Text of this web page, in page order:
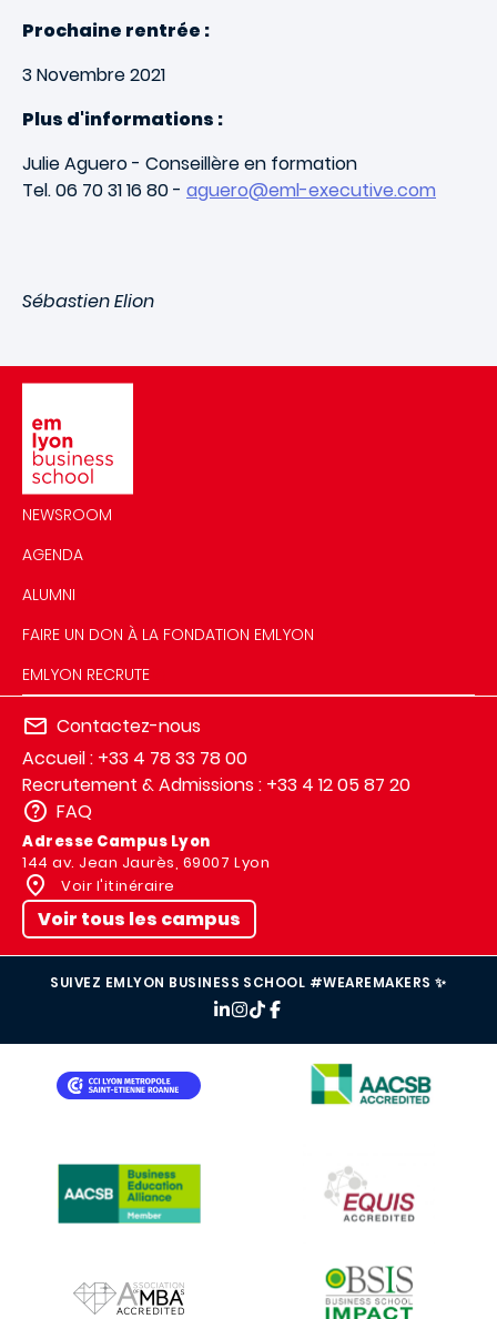
Prochaine rentrée :
3 Novembre 2021
Plus d'informations :
Julie Aguero - Conseillère en formation
Tel. 06 70 31 16 80 - aguero@eml-executive.com
Sébastien Elion
NEWSROOM
AGENDA
ALUMNI
FAIRE UN DON À LA FONDATION EMLYON
EMLYON RECRUTE
Contactez-nous
Accueil : +33 4 78 33 78 00
Recrutement & Admissions : +33 4 12 05 87 20
FAQ
Adresse Campus Lyon
144 av. Jean Jaurès, 69007 Lyon
Voir l'itinéraire
Voir tous les campus
SUIVEZ EMLYON BUSINESS SCHOOL #WEAREMAKERS ✨
IMAGE
IMAGE
IMAGE